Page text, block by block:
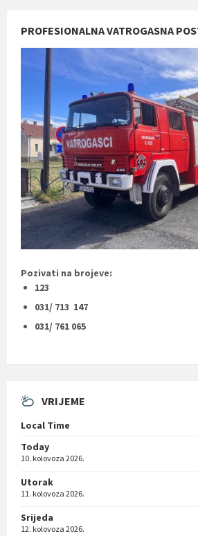
PROFESIONALNA VATROGASNA
Pozivati na brojeve:
123
031/ 713 147
031/ 761 065
VRIJEME
Local Time
Today
10. kolovoza 2026.
Utorak
11. kolovoza 2026.
Srijeda
12. kolovoza 2026.